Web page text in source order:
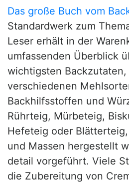
Das große Buch vom
Standardwerk zum
Leser erhält in der
umfassenden Überblick
wichtigsten Backzutaten,
verschiedenen
Backhilfsstoffen und
Rührteig, Mürbeteig,
Hefeteig oder
und Massen hergestellt
detail vorgeführt. Viele
die Zubereitung von